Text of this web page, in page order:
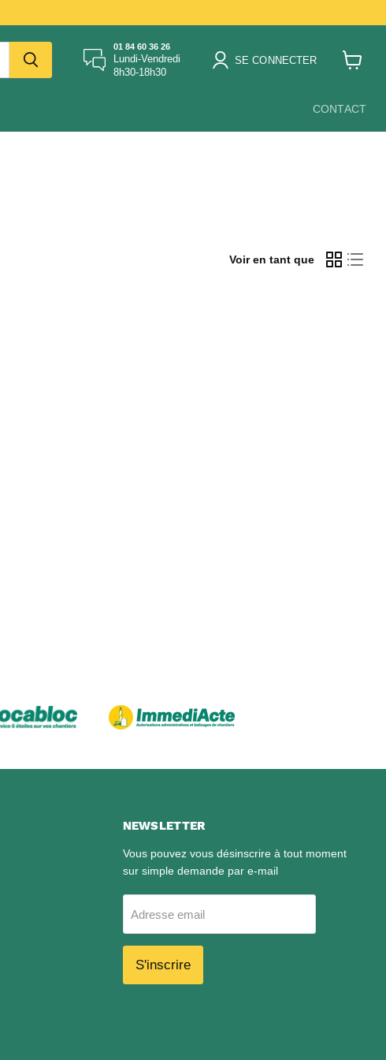
01 84 60 36 26
Lundi-Vendredi
8h30-18h30
SE CONNECTER
panier
CONTACT
Voir en tant que
NEWSLETTER
Vous pouvez vous désinscrire à tout moment
sur simple demande par e-mail
Adresse email
S'inscrire